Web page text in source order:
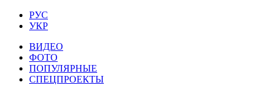
РУС
УКР
ВИДЕО
ФОТО
ПОПУЛЯРНЫЕ
СПЕЦПРОЕКТЫ